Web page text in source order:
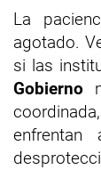
La
agotado.
si las
Gobierno